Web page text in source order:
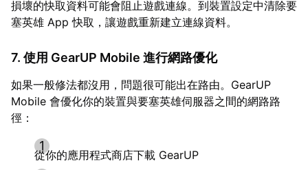
損壞的快取資料可能會阻止遊戲連線。到裝置設定中清除要
塞英雄 App 快取，讓遊戲重新建立連線資料。
7. 使用 GearUP Mobile 進行網路優化
如果一般修法都沒用，問題很可能出在路由。GearUP
Mobile 會優化你的裝置與要塞英雄伺服器之間的網路路
徑：
從你的應用程式商店下載 GearUP